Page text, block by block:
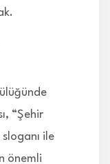
“Şehir
sloganı ile
önemli